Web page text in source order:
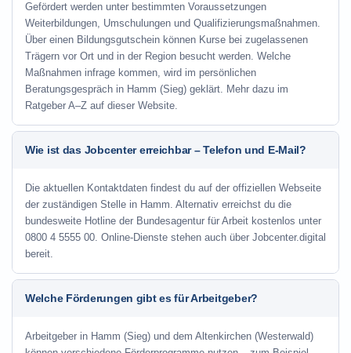
Gefördert werden unter bestimmten Voraussetzungen
Weiterbildungen, Umschulungen und Qualifizierungsmaßnahmen.
Über einen Bildungsgutschein können Kurse bei zugelassenen
Trägern vor Ort und in der Region besucht werden. Welche
Maßnahmen infrage kommen, wird im persönlichen
Beratungsgespräch in Hamm (Sieg) geklärt. Mehr dazu im
Ratgeber A–Z auf dieser Website.
Wie ist das Jobcenter erreichbar – Telefon und E-Mail?
Die aktuellen Kontaktdaten findest du auf der offiziellen Webseite
der zuständigen Stelle in Hamm. Alternativ erreichst du die
bundesweite Hotline der Bundesagentur für Arbeit kostenlos unter
0800 4 5555 00. Online-Dienste stehen auch über Jobcenter.digital
bereit.
Welche Förderungen gibt es für Arbeitgeber?
Arbeitgeber in Hamm (Sieg) und dem Altenkirchen (Westerwald)